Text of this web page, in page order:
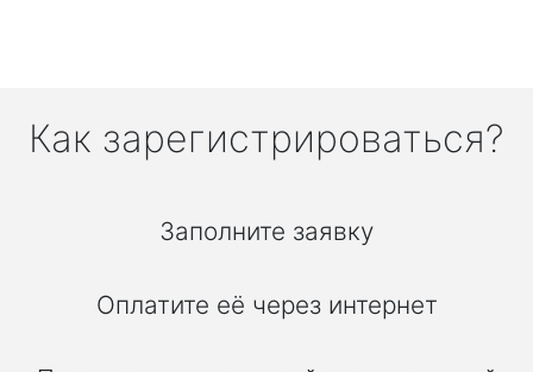
Как зарегистрироваться?
Заполните заявку
Оплатите её через интернет